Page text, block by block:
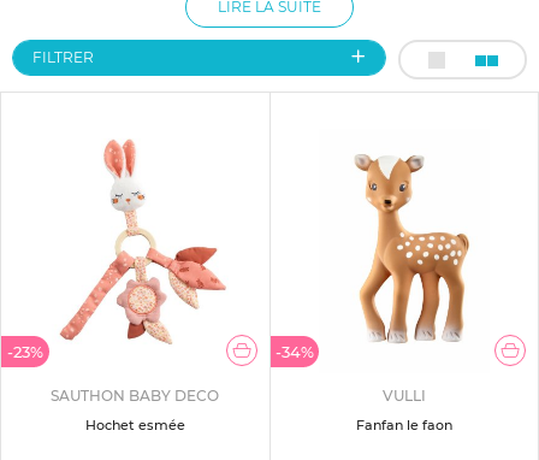
LIRE LA SUITE
FILTRER
-23%
SAUTHON BABY DECO
Hochet esmée
-34%
VULLI
Fanfan le faon